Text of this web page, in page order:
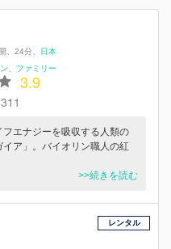
24分
日本
ファミリー
3.9
311
フエナジーを吸収する人類の
イア」。バイオリン職人の紅
>>続きを読む
レンタル